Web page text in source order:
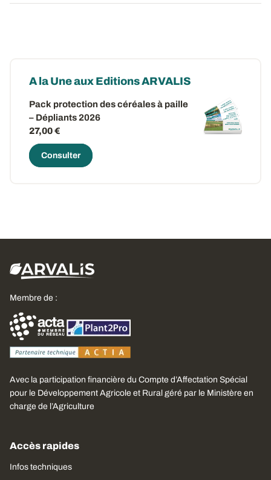
A la Une aux Editions ARVALIS
Pack protection des céréales à paille
– Dépliants 2026
27,00 €
Consulter
Membre de :
Avec la participation financière du Compte d’Affectation Spécial
pour le Développement Agricole et Rural géré par le Ministère en
charge de l’Agriculture
Accès rapides
Infos techniques